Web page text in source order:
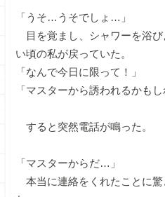
「うそ…うそでしょ…」
目を覚まし、シャワーを浴
い頃の私が戻っていた。
「なんで今日に限って！」
「マスターから誘われるかも
すると突然電話が鳴った。
「マスターからだ…」
本当に連絡をくれたことに驚